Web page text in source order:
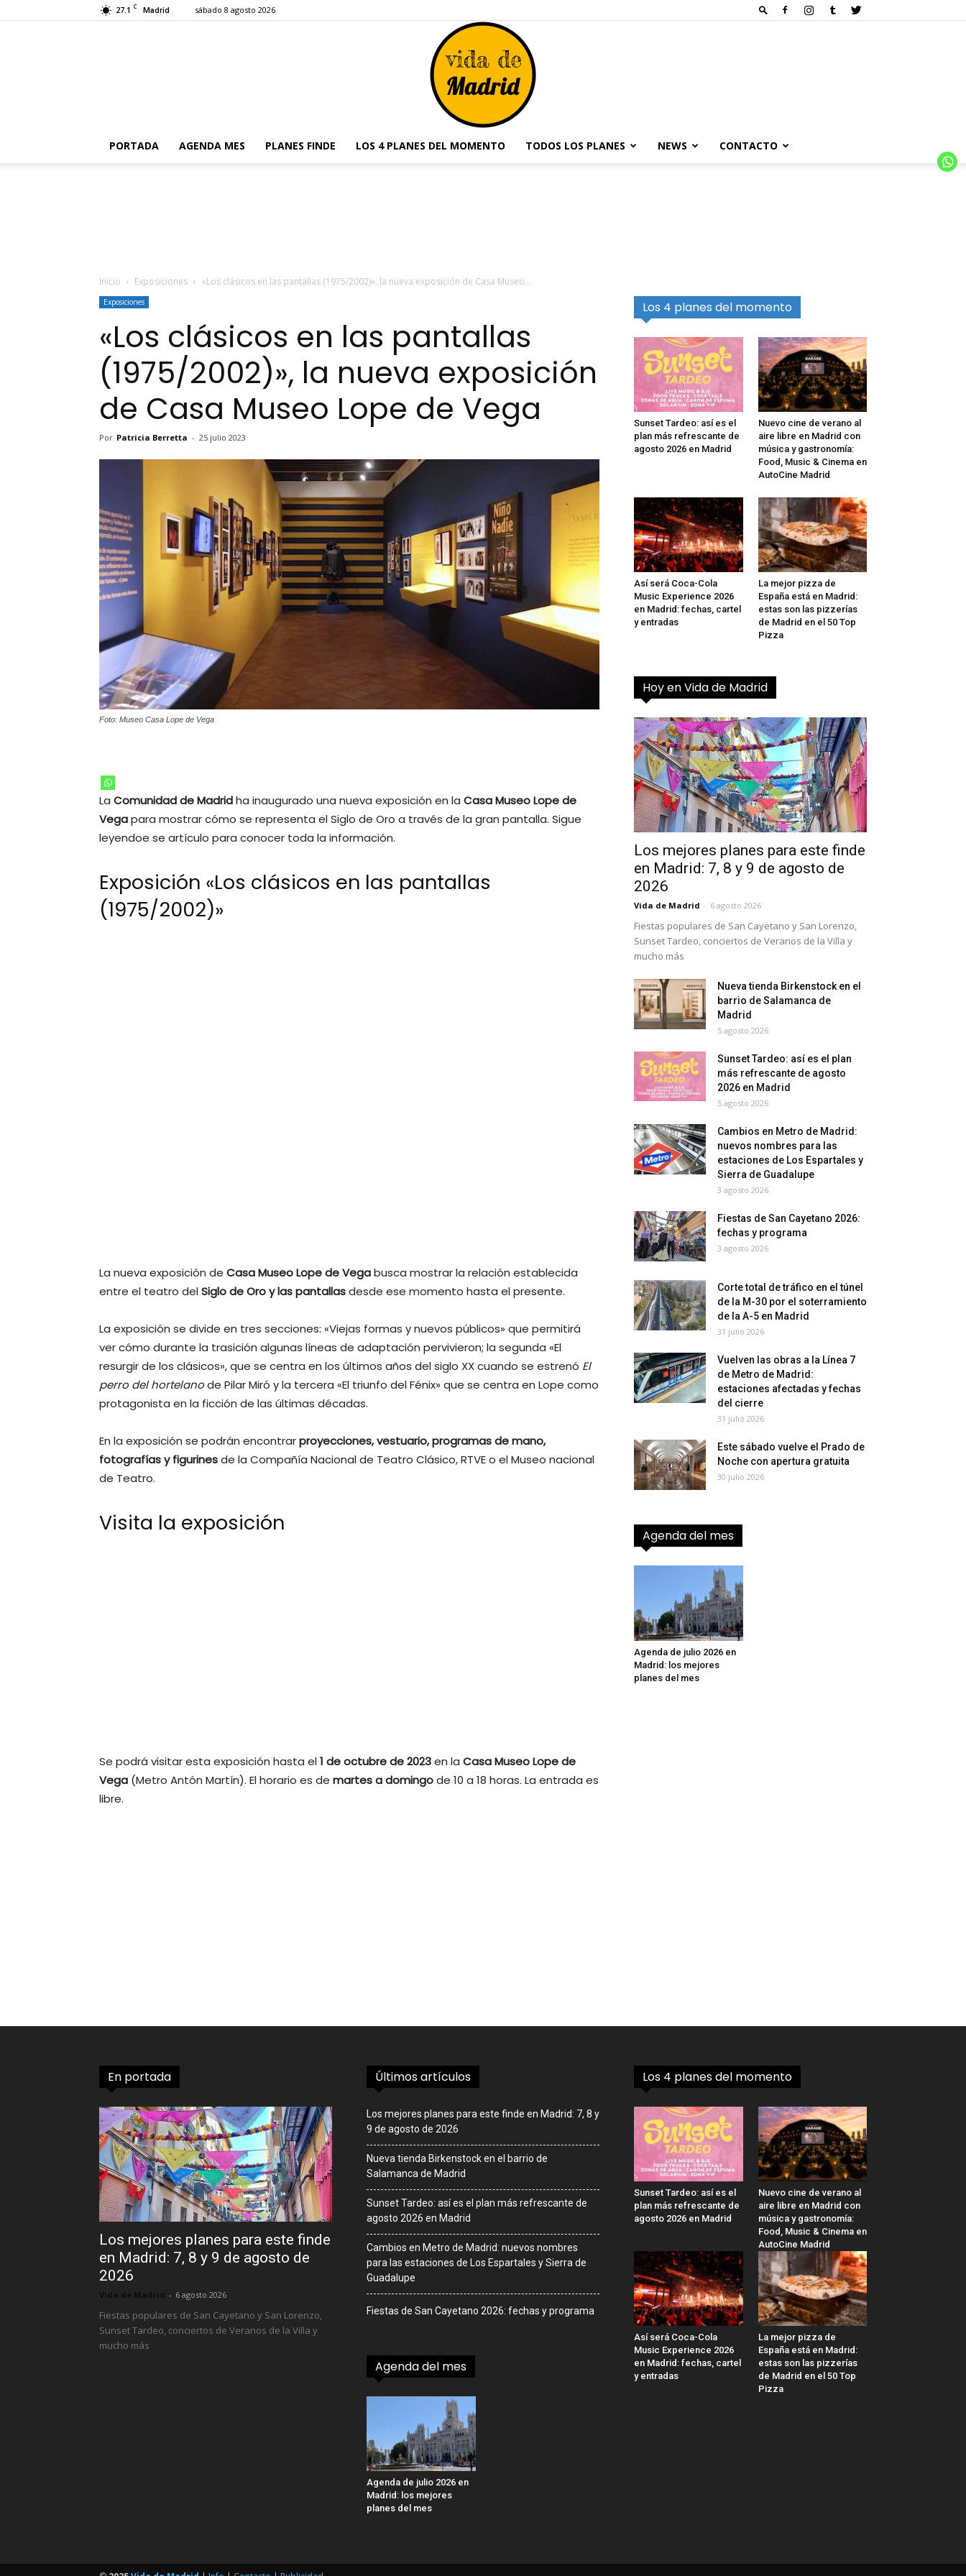
27.1 C Madrid sábado 8 agosto 2026
PORTADA AGENDA MES PLANES FINDE LOS 4 PLANES DEL MOMENTO TODOS LOS PLANES NEWS CONTACTO
Inicio Exposiciones «Los clásicos en las pantallas (1975/2002)», la nueva exposición de Casa Museo...
Exposiciones
«Los clásicos en las pantallas
(1975/2002)», la nueva exposición
de Casa Museo Lope de Vega
Por Patricia Berretta - 25 julio 2023
Foto: Museo Casa Lope de Vega
La Comunidad de Madridha inaugurado una nueva exposición en la Casa Museo Lope de
Vegapara mostrar cómo se representa el Siglo de Oro a través de la gran pantalla. Sigue
leyendoe se artículo para conocer toda la información.
Exposición «Los clásicos en las pantallas
(1975/2002)»
La nueva exposición de Casa Museo Lope de Vegabusca mostrar la relación establecida
entre el teatro delSiglo de Oroy las pantallasdesde ese momento hasta el presente.
La exposición se divide en tres secciones: «Viejas formas y nuevos públicos» que permitirá
ver cómo durante la trasición algunas líneas de adaptación pervivieron; la segunda «El
resurgir de los clásicos», que se centra en los últimos años del siglo XX cuando se estrenó El
perro del hortelanode Pilar Miró y la tercera «El triunfo del Fénix» que se centra en Lope como
protagonista en la ficción de las últimas décadas.
En la exposición se podrán encontrarproyecciones, vestuario, programas de mano,
fotografías y figurinesde la Compañía Nacional de Teatro Clásico, RTVE o el Museo nacional
de Teatro.
Visita la exposición
Se podrá visitar esta exposición hasta el1 de octubre de 2023en la Casa Museo Lope de
Vega (Metro Antón Martín). El horario es de martes a domingode 10 a 18 horas. La entrada es
libre.
Los 4 planes del momento
Sunset Tardeo: así es el
plan más refrescante de
agosto 2026 en Madrid
Nuevo cine de verano al
aire libre en Madrid con
música y gastronomía:
Food, Music & Cinema en
AutoCine Madrid
Así será Coca-Cola
Music Experience 2026
en Madrid: fechas, cartel
y entradas
La mejor pizza de
España está en Madrid:
estas son las pizzerías
de Madrid en el 50 Top
Pizza
Hoy en Vida de Madrid
Los mejores planes para este finde
en Madrid: 7, 8 y 9 de agosto de
2026
Vida de Madrid - 6 agosto 2026
Fiestas populares de San Cayetano y San Lorenzo,
Sunset Tardeo, conciertos de Veranos de la Villa y
mucho más
Nueva tienda Birkenstock en el
barrio de Salamanca de
Madrid
5 agosto 2026
Sunset Tardeo: así es el plan
más refrescante de agosto
2026 en Madrid
5 agosto 2026
Cambios en Metro de Madrid:
nuevos nombres para las
estaciones de Los Espartales y
Sierra de Guadalupe
3 agosto 2026
Fiestas de San Cayetano 2026:
fechas y programa
3 agosto 2026
Corte total de tráfico en el túnel
de la M-30 por el soterramiento
de la A-5 en Madrid
31 julio 2026
Vuelven las obras a la Línea 7
de Metro de Madrid:
estaciones afectadas y fechas
del cierre
31 julio 2026
Este sábado vuelve el Prado de
Noche con apertura gratuita
30 julio 2026
Agenda del mes
Agenda de julio 2026 en
Madrid: los mejores
planes del mes
En portada
Los mejores planes para este finde
en Madrid: 7, 8 y 9 de agosto de
2026
Vida de Madrid - 6 agosto 2026
Fiestas populares de San Cayetano y San Lorenzo,
Sunset Tardeo, conciertos de Veranos de la Villa y
mucho más
Últimos artículos
Los mejores planes para este finde en Madrid: 7, 8 y
9 de agosto de 2026
Nueva tienda Birkenstock en el barrio de
Salamanca de Madrid
Sunset Tardeo: así es el plan más refrescante de
agosto 2026 en Madrid
Cambios en Metro de Madrid: nuevos nombres
para las estaciones de Los Espartales y Sierra de
Guadalupe
Fiestas de San Cayetano 2026: fechas y programa
Agenda del mes
Agenda de julio 2026 en
Madrid: los mejores
planes del mes
Los 4 planes del momento
Sunset Tardeo: así es el
plan más refrescante de
agosto 2026 en Madrid
Nuevo cine de verano al
aire libre en Madrid con
música y gastronomía:
Food, Music & Cinema en
AutoCine Madrid
Así será Coca-Cola
Music Experience 2026
en Madrid: fechas, cartel
y entradas
La mejor pizza de
España está en Madrid:
estas son las pizzerías
de Madrid en el 50 Top
Pizza